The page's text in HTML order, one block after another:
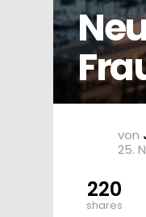
von
25.
220
shares